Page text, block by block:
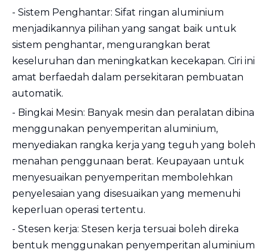
- Sistem Penghantar: Sifat ringan aluminium
menjadikannya pilihan yang sangat baik untuk
sistem penghantar, mengurangkan berat
keseluruhan dan meningkatkan kecekapan. Ciri ini
amat berfaedah dalam persekitaran pembuatan
automatik.
- Bingkai Mesin: Banyak mesin dan peralatan dibina
menggunakan penyemperitan aluminium,
menyediakan rangka kerja yang teguh yang boleh
menahan penggunaan berat. Keupayaan untuk
menyesuaikan penyemperitan membolehkan
penyelesaian yang disesuaikan yang memenuhi
keperluan operasi tertentu.
- Stesen kerja: Stesen kerja tersuai boleh direka
bentuk menggunakan penyemperitan aluminium